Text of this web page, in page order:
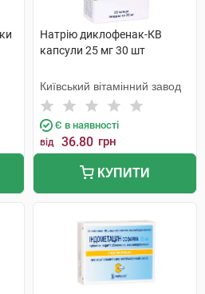
Натрію диклофенак-КВ
капсули 25 мг 30 шт
Київський вітамінний завод
Є в наявності
від 36.80 грн
КУПИТИ